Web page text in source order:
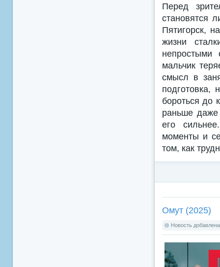
Перед
становятся
Пятигорск,
жизни
непростыми
мальчик
смысл в
подготовка,
бороться до
раньше даже
его
моменты и
том, как
Омут (2025)
Новость